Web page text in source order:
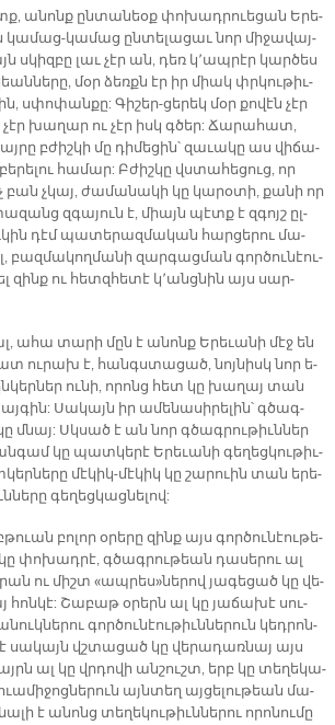
ա­նոնք ըն­տա­նեօք փո­խադ­րուե­ցան Ե­րե­
կա­մաց-կա­մաց ըն­տե­լա­ցաւ նոր մի­ջա­վայ­
սկիզ­բը լաւ չէր ան, դեռ կ՚ապ­րէր կար­ծես
մօր ձեռքն էր իր միակ փրկու­թիւ­
սփո­փան­քը: Գի­շեր-ցե­րեկ մօր քո­վէն չէր
խա­ղար ու չէր իսկ գծեր: Ճա­րա­հատ,
բժիշ­կի մը դի­մե­ցին՝ զա­ւա­կը աս վի­ճա­
բե­րե­լու հա­մար: Բժիշ­կը վստա­հե­ցուց, որ
բան չկայ, ժա­մա­նա­կի կը կա­րօ­տի, քա­նի որ
զգա­յուն է, միայն պէտք է զգոյշ ըլ­
դէմ պա­տե­րազ­մա­կան հար­ցե­րու մա­
բազ­մա­կող­մա­նի զար­գաց­ման գոր­ծու­նէու­
զինք ու հետզ­հե­տէ կ­­՚անց­նին այս սար­
ա­հա տա­րի մըն է ա­նոնք Ե­րե­ւա­նի մէջ են
ու­րախ է, հանգս­տա­ցած, նոյ­նիսկ նոր ե­
ու­նի, ո­րոնց հետ կը խա­ղայ տան
Սա­կայն իր ա­մե­նա­սի­րե­լին՝ գծագ­
մնայ: Սկսած է ան նոր գծագ­րու­թիւն­ներ
կը պատ­կե­րէ Ե­րե­ւա­նի գե­ղեց­կու­թիւ­
մէ­կիկ-մէ­կիկ կը շա­րուին տան ե­րե­
գե­ղեց­կաց­նե­լով:
բո­լոր օ­րե­րը զինք այս գոր­ծու­նէու­թե­
կը փո­խադ­րէ, գծագ­րու­թեան դա­սե­րու ալ
ու միշտ «ապ­րե­ս»­նե­րով յա­գե­ցած կը վե­
հոն­կէ: Շա­բաթ օ­րերն ալ կը յա­ճա­խէ սու­
գոր­ծու­նէու­թիւն­նե­րուն կեդ­րոն­
սա­կայն վշտա­ցած կը վե­րա­դառ­նայ այս
ալ կը վրդո­վի ան­շուշտ, երբ կը տե­ղե­կա­
այն­տեղ այ­ցե­լու­թեան մա­
է ա­նոնց տե­ղե­կու­թիւն­նե­րու ո­րո­նու­մը